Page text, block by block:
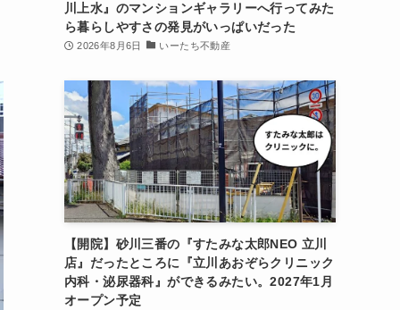
川上水』のマンションギャラリーへ行ってみた
ら暮らしやすさの発見がいっぱいだった
2026年8月6日 いーたち不動産
【開院】砂川三番の『すたみな太郎NEO 立川
店』だったところに『立川あおぞらクリニック
内科・泌尿器科』ができるみたい。2027年1月
オープン予定